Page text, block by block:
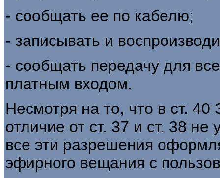
- сообщать ее по кабелю;
- записывать и
- сообщать передачу для
платным входом.
Несмотря на то, что в ст. 40
отличие от ст. 37 и ст. 38
все эти разрешения
эфирного вещания с